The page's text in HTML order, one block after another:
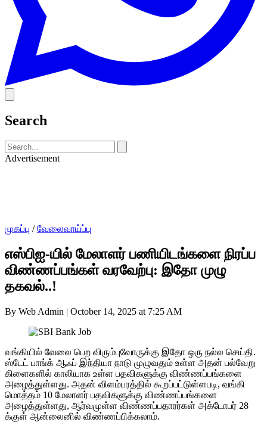
Search
Advertisement
முகப்பு / வேலைவாய்ப்பு
எஸ்பிஐ-யில் மேலாளர் பணியிடங்களை நிரப்ப
விண்ணப்பங்கள் வரவேற்பு: இதோ முழு
தகவல்..!
By Web Admin | October 14, 2025 at 7:25 AM
வங்கியில் வேலை பெற விரும்புவோருக்கு இதோ ஒரு நல்ல செய்தி.
ஸ்டேட் பாங்க் ஆஃப் இந்தியா நாடு முழுவதும் உள்ள அதன் பல்வேறு
கிளைகளில் காலியாக உள்ள பதவிகளுக்கு விண்ணப்பங்களை
அழைத்துள்ளது. அதன் விளம்பரத்தில் கூறப்பட்டுள்ளபடி, வங்கி
மொத்தம் 10 மேலாளர் பதவிகளுக்கு விண்ணப்பங்களை
அழைத்துள்ளது, ஆர்வமுள்ள விண்ணப்பதாரர்கள் அக்டோபர் 28
க்குள் ஆன்லைனில் விண்ணப்பிக்கலாம்.